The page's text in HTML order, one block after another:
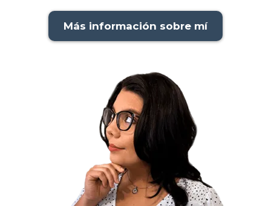
Más información sobre mí